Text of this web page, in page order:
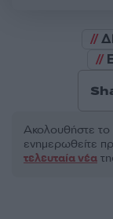
Ακολουθήστε
ενημερωθείτε
τελευταία νέα